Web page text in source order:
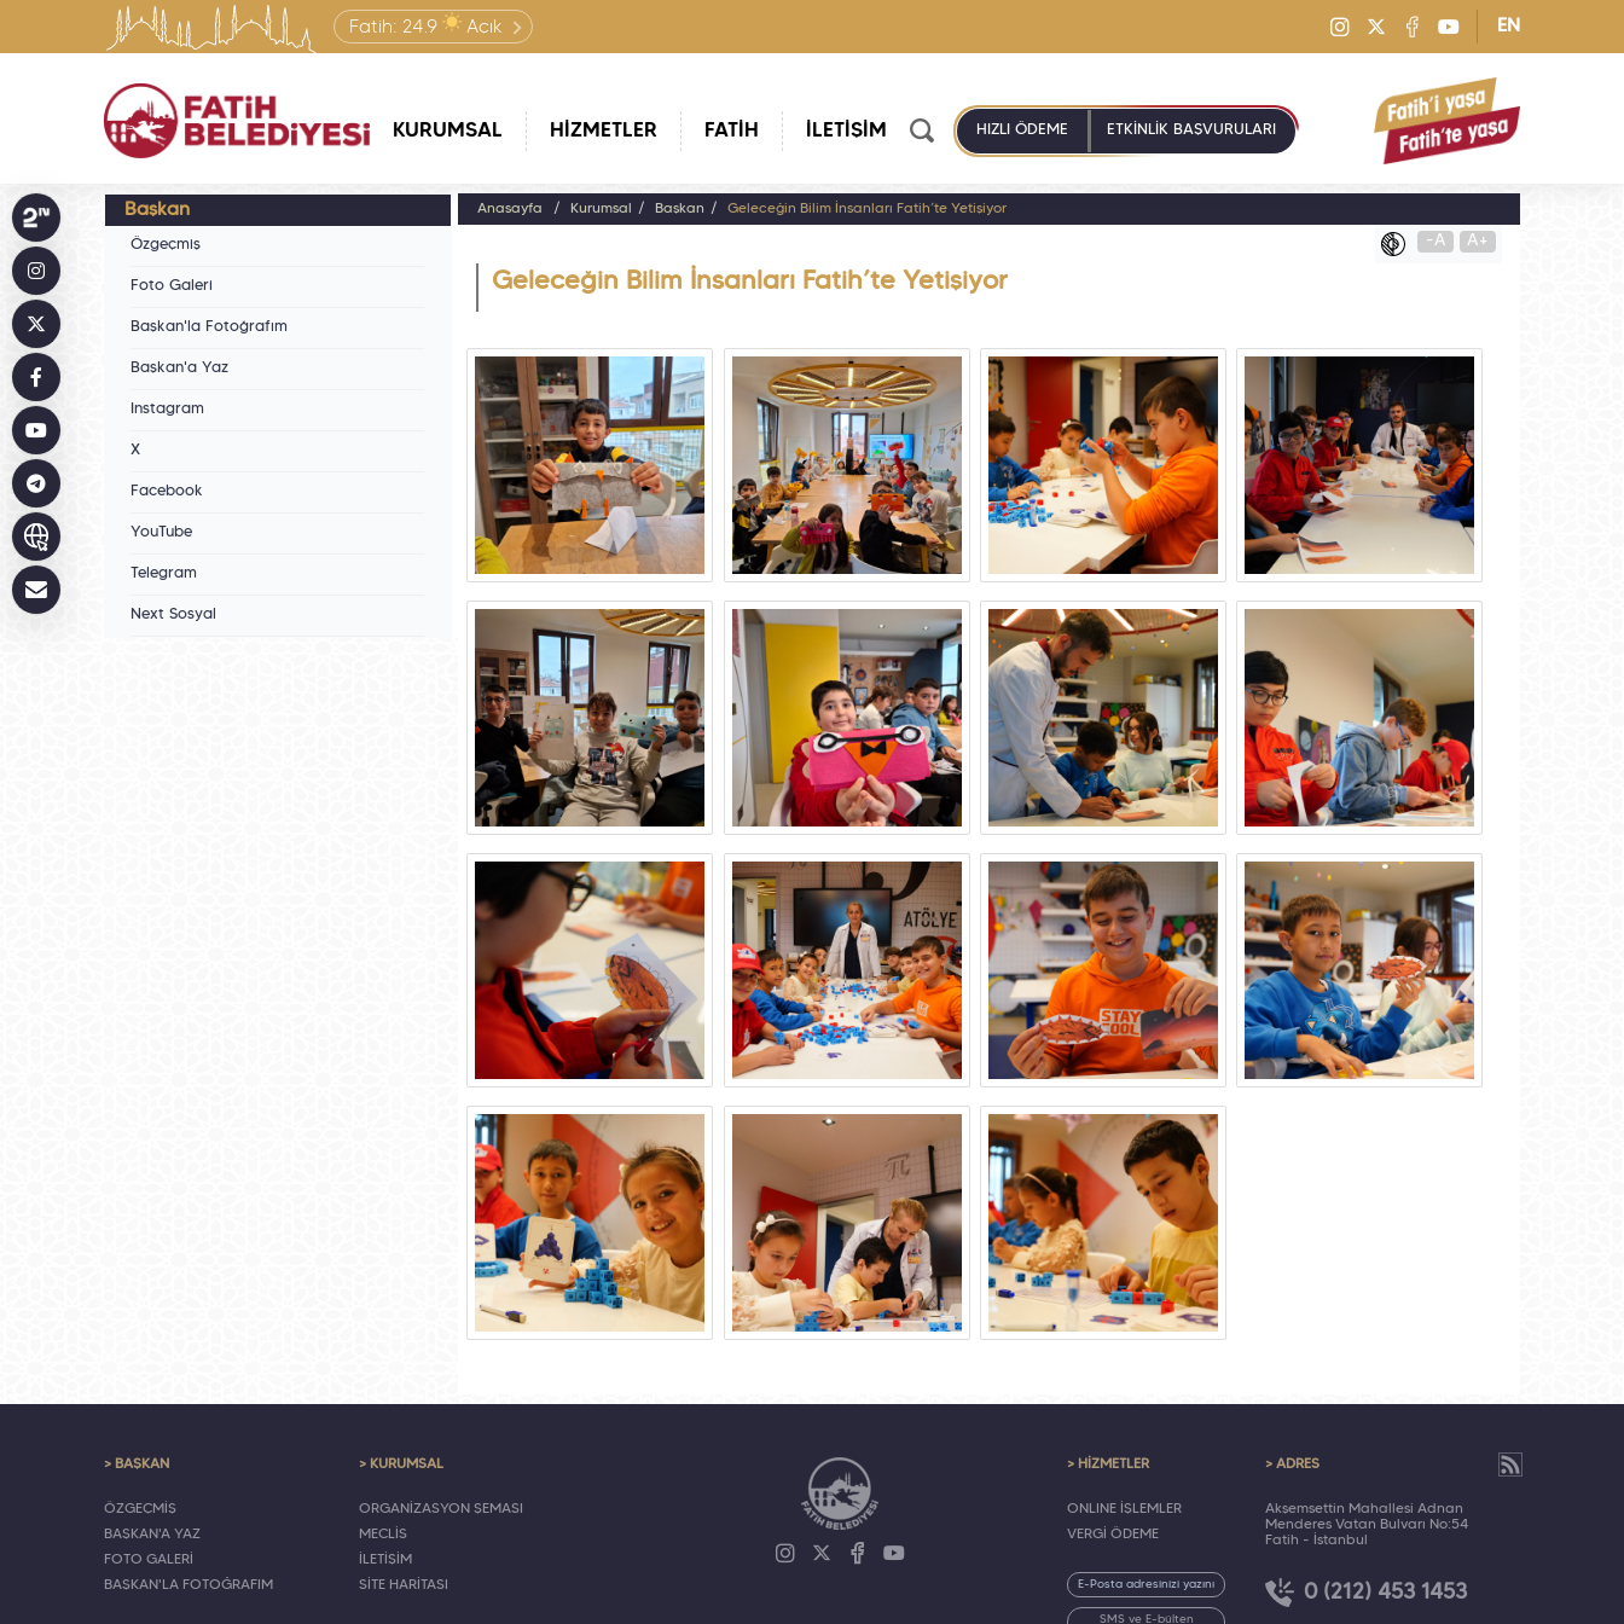
Fatih: 24.9 Açık EN
KURUMSAL HİZMETLER FATİH İLETİŞİM HIZLI ÖDEME ETKİNLİK BAŞVURULARI
Başkan
Özgeçmiş
Foto Galeri
Başkan'la Fotoğrafım
Başkan'a Yaz
Instagram
X
Facebook
YouTube
Telegram
Next Sosyal
Anasayfa Kurumsal Başkan Geleceğin Bilim İnsanları Fatih’te Yetişiyor
-A A+
Geleceğin Bilim İnsanları Fatih’te Yetişiyor
> BAŞKAN
ÖZGEÇMİŞ
BAŞKAN'A YAZ
FOTO GALERİ
BAŞKAN'LA FOTOĞRAFIM
> KURUMSAL
ORGANİZASYON ŞEMASI
MECLİS
İLETİŞİM
SİTE HARİTASI
> HİZMETLER
ONLINE İŞLEMLER
VERGİ ÖDEME
SMS ve E-bülten
> ADRES
Akşemsettin Mahallesi Adnan
Menderes Vatan Bulvarı No:54
Fatih - İstanbul
0 (212) 453 1453